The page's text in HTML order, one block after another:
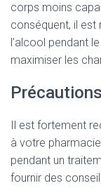
corps moins
conséquent, il
l’alcool pendant
maximiser les
Il est fortement
à votre
pendant un
fournir des